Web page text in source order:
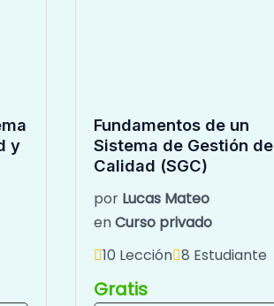
y
Fundamentos de un
Sistema de Gestión de
Calidad (SGC)
por Lucas Mateo
enCurso privado
10 Lección 8 Estudiante
Gratis